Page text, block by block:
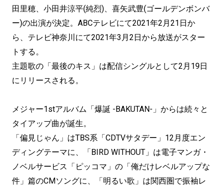
田里穂、小田井涼平(純烈)、喜矢武豊(ゴールデンボンバ
ー)の出演が決定。ABCテレビにて2021年2月21日か
ら、テレビ神奈川にて2021年3月2日から放送がスター
トする。
主題歌の「最後のキス」は配信シングルとして2月19日
にリリースされる。
メジャー1stアルバム「爆誕 -BAKUTAN-」からは続々と
タイアップ曲が誕生。
「偏見じゃん」はTBS系「CDTVサタデー」12月度エン
ディングテーマに、「BIRD WITHOUT」は電子マンガ・
ノベルサービス「ピッコマ」の「俺だけレベルアップな
件」篇のCMソングに、「明るい歌」は関西圏で振袖レ